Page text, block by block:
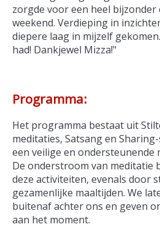
zorgde voor een heel bijzonder
weekend. Verdieping in
diepere laag in mijzelf
had! Dankjewel Mizza!"
Programma:
Het programma bestaat uit
meditaties, Satsang en
een veilige en ondersteunende
De onderstroom van meditatie
deze activiteiten, evenals door
gezamenlijke maaltijden. We
buitenaf achter ons en geven
aan het moment.